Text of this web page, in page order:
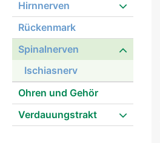
Hirnnerven
Rückenmark
Spinalnerven
Ischiasnerv
Ohren und Gehör
Verdauungstrakt